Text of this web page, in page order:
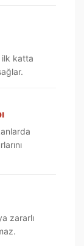
ilk katta
zararlı